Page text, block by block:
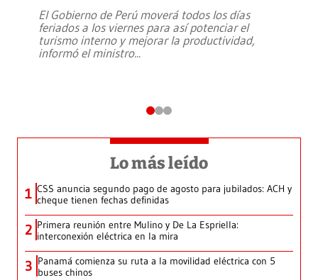
El Gobierno de Perú moverá todos los días
feriados a los viernes para así potenciar el
turismo interno y mejorar la productividad,
informó el ministro...
Lo más leído
1 CSS anuncia segundo pago de agosto para jubilados: ACH y
cheque tienen fechas definidas
2 Primera reunión entre Mulino y De La Espriella:
interconexión eléctrica en la mira
3 Panamá comienza su ruta a la movilidad eléctrica con 5
buses chinos